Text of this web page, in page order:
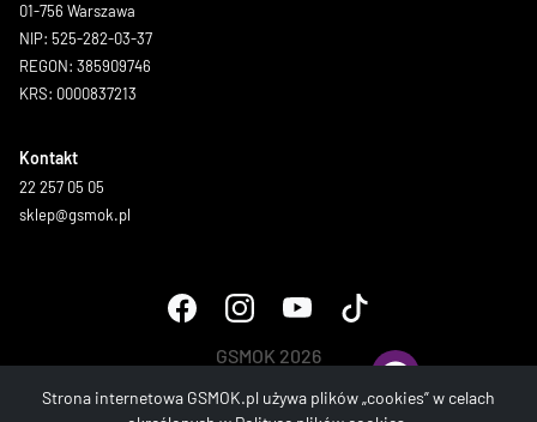
01-756 Warszawa
NIP: 525-282-03-37
REGON: 385909746
KRS: 0000837213
Kontakt
22 257 05 05
sklep@gsmok.pl
GSMOK 2026
Strona internetowa GSMOK.pl używa plików „cookies” w celach